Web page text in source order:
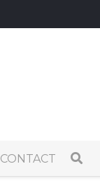
CONTACT